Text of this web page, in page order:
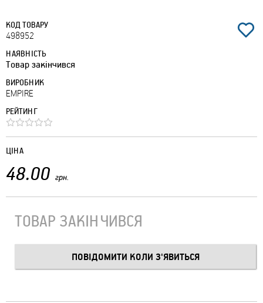
КОД ТОВАРУ
498952
НАЯВНІСТЬ
Товар закінчився
ВИРОБНИК
EMPIRE
РЕЙТИНГ
ЦІНА
48.00 грн.
ТОВАР ЗАКІНЧИВСЯ